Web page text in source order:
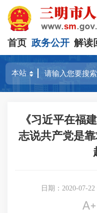
首页 政务公开 解读
《习近平在福
志说共产党是
日期：2020-07-22
